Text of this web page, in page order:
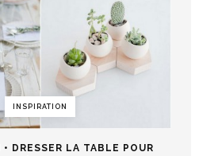
INSPIRATION
DRESSER LA TABLE POUR